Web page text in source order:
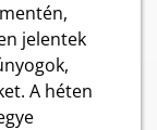
jelentek
A héten